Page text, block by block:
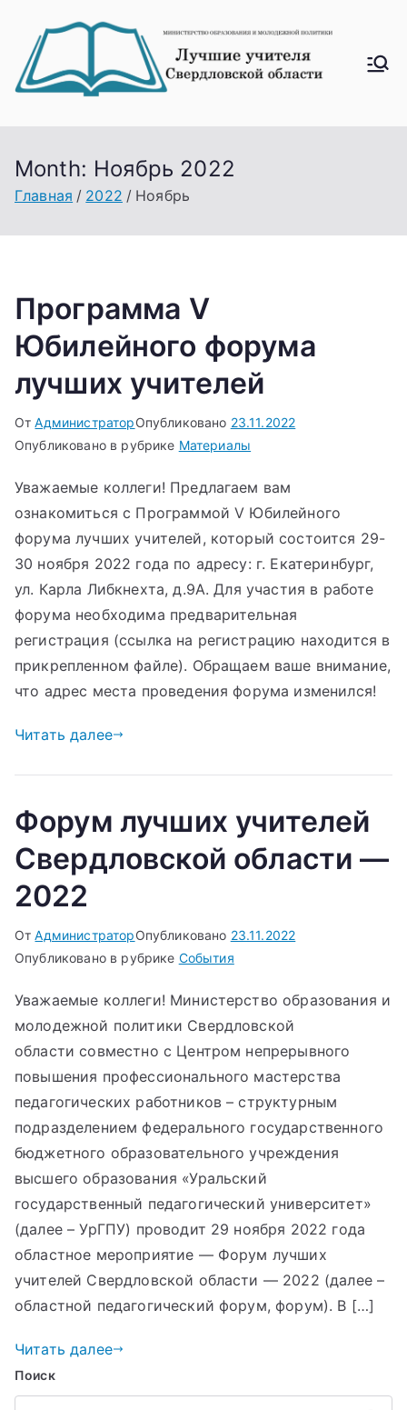
содержимому
Лучш
Month: Ноябрь 2022
Главная 2022 Ноябрь
Программа V
Юбилейного форума
лучших учителей
ОтАдминистраторОпубликовано 23.11.2022
Опубликовано в рубрике Материалы
Уважаемые коллеги! Предлагаем вам
ознакомиться с Программой V Юбилейного
форума лучших учителей, который состоится 29-
30 ноября 2022 года по адресу: г. Екатеринбург,
ул. Карла Либкнехта, д.9А. Для участия в работе
форума необходима предварительная
регистрация (ссылка на регистрацию находится в
прикрепленном файле). Обращаем ваше внимание,
что адрес места проведения форума изменился!
Читать далее
Форум лучших учителей
Свердловской области —
2022
ОтАдминистраторОпубликовано 23.11.2022
Опубликовано в рубрике События
Уважаемые коллеги! Министерство образования и
молодежной политики Свердловской
области совместно с Центром непрерывного
повышения профессионального мастерства
педагогических работников – структурным
подразделением федерального государственного
бюджетного образовательного учреждения
высшего образования «Уральский
государственный педагогический университет»
(далее – УрГПУ) проводит 29 ноября 2022 года
областное мероприятие — Форум лучших
учителей Свердловской области — 2022 (далее –
областной педагогический форум, форум). В […]
Читать далее
Поиск